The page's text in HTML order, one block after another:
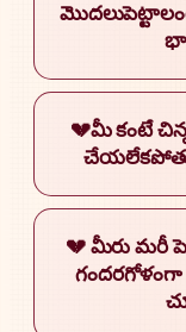
💔మీ కంటే
💔 మీరు మరీ
గందరగోళంగా